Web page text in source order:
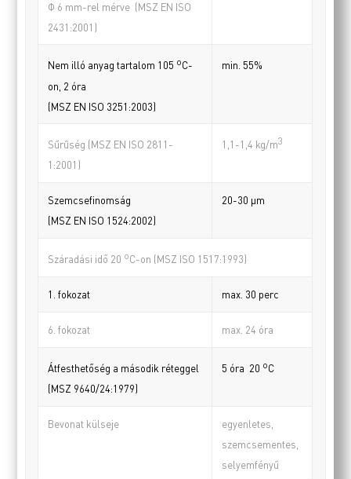
Φ 6 mm-rel mérve (MSZ EN ISO
2431:2001)
Nem illó anyag tartalom 105 oC-
on, 2 óra
(MSZ EN ISO 3251:2003)
min. 55%
Sűrűség (MSZ EN ISO 2811-
1:2001)
1,1-1,4 kg/m3
Szemcsefinomság
(MSZ EN ISO 1524:2002)
20-30 µm
Száradási idő 20 oC-on (MSZ ISO 1517:1993)
1. fokozat max. 30 perc
6. fokozat max. 24 óra
Átfesthetőség a második réteggel
(MSZ 9640/24:1979)
5 óra 20 oC
Bevonat külseje
egyenletes,
szemcsementes,
selyemfényű